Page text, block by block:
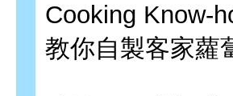
Cooking Know-
教你自製客家蘿